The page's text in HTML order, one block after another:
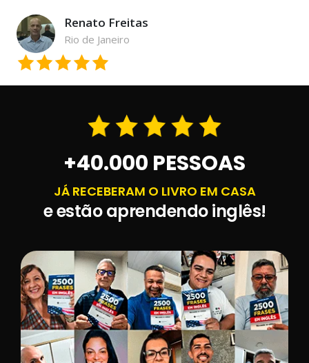
Renato Freitas
Rio de Janeiro
+40.000 PESSOAS
JÁ RECEBERAM O LIVRO EM CASA
e estão aprendendo inglês!